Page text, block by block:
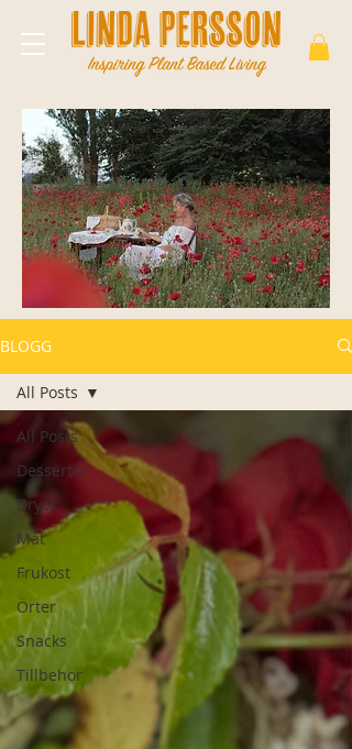
BLOGG
All Posts
Desserter
Dryck
Mat
Frukost
Örter
Snacks
Tillbehör
All Posts